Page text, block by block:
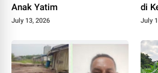
Anak Yatim
July 13, 2026
di
July